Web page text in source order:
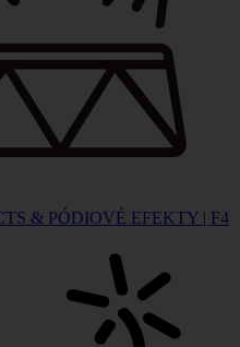
& PÓDIOVÉ EFEKTY | F4